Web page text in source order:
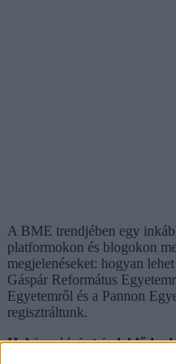
A BME trendjében egy
platformokon és blogokon
megjelenéseket: hogyan
Gáspár Református
Egyetemről és a Pannon
regisztráltunk.
Hol és mi iránt